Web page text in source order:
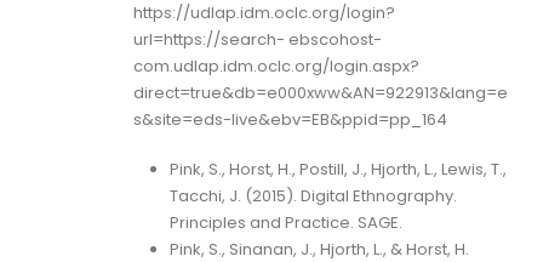
https://udlap.idm.oclc.org/login?
url=https://search- ebscohost-
com.udlap.idm.oclc.org/login.aspx?
direct=true&db=e000xww&AN=922913&lang=e
s&site=eds-live&ebv=EB&ppid=pp_164
Pink, S., Horst, H., Postill, J., Hjorth, L., Lewis, T.,
Tacchi, J. (2015). Digital Ethnography.
Principles and Practice. SAGE.
Pink, S., Sinanan, J., Hjorth, L., & Horst, H.